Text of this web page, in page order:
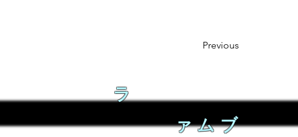
Previous
ラ
ァムブ